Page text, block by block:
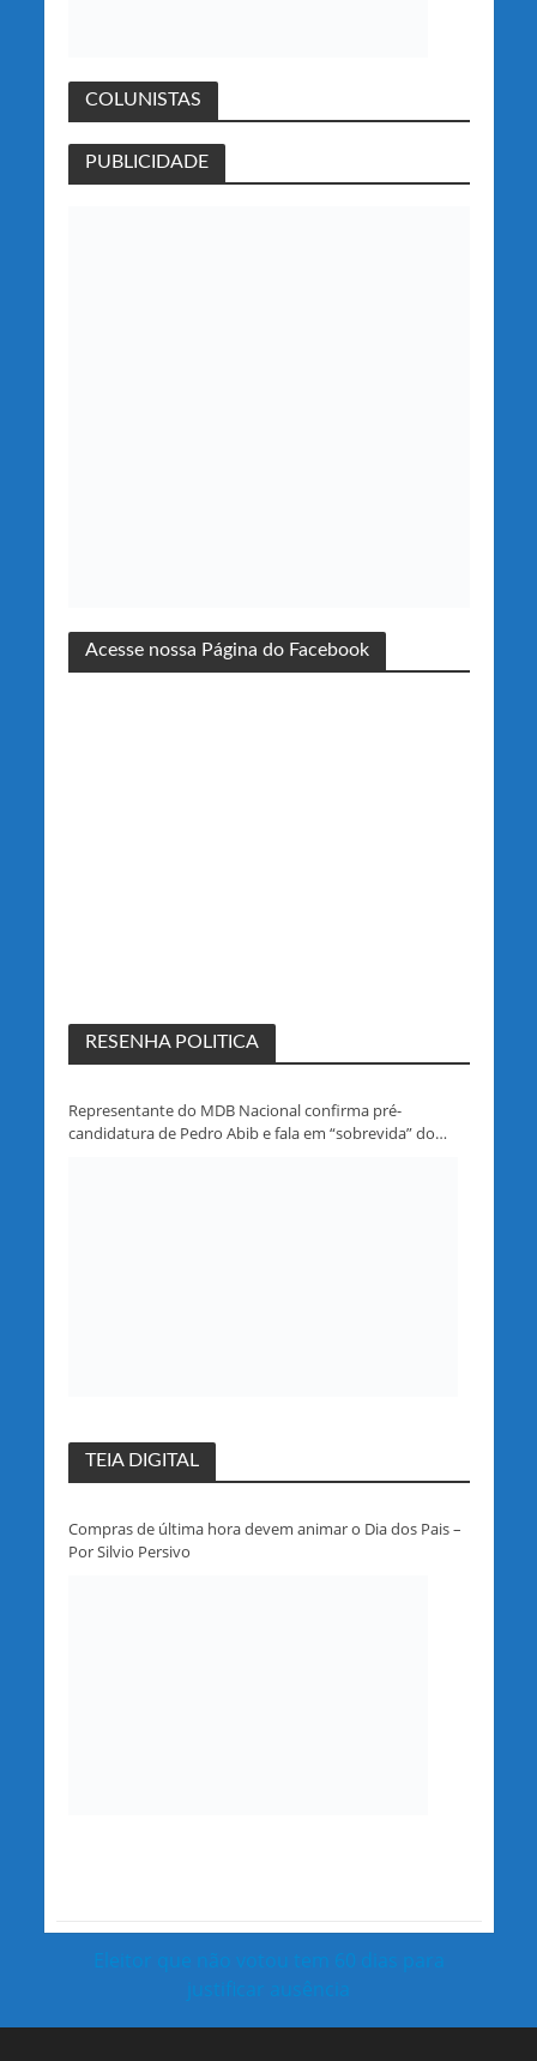
COLUNISTAS
PUBLICIDADE
Acesse nossa Página do Facebook
RESENHA POLITICA
Representante do MDB Nacional confirma pré-
candidatura de Pedro Abib e fala em “sobrevida” do
TEIA DIGITAL
Compras de última hora devem animar o Dia dos Pais –
Por Silvio Persivo
Eleitor que não votou tem 60 dias para
justificar ausência